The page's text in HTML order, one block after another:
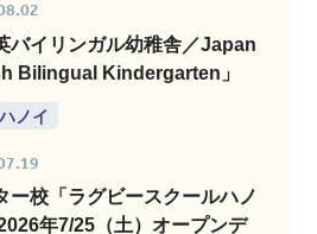
バイリンガル幼稚舎／Japan
Bilingual Kindergarten」
ハノイ
ー校「ラグビースクールハノ
年7/25（土）オープンデ